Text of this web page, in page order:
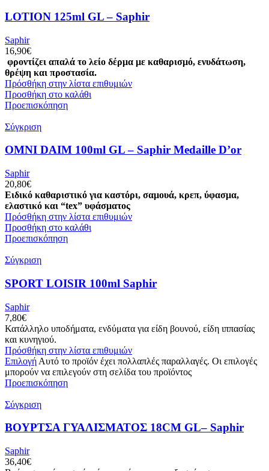
LOTION 125ml GL – Saphir
Saphir
16,90€
φροντίζει απαλά το λείο δέρμα με καθαρισμό, ενυδάτωση,
θρέψη και προστασία.
Πρόσθήκη στην λίστα επιθυμιών
Προσθήκη στο καλάθι
Προεπισκόπηση
Σύγκριση
OMNI DAIM 100ml GL – Saphir Medaille D’or
Saphir
20,80€
Ειδικό καθαριστικό για καστόρι, σαμουά, κρεπ, ύφασμα,
ελαστικό και “tex” υφάσματος
Πρόσθήκη στην λίστα επιθυμιών
Προσθήκη στο καλάθι
Προεπισκόπηση
Σύγκριση
SPORT LOISIR 100ml Saphir
Saphir
7,80€
Κατάλληλο υποδήματα, ενδύματα για είδη βουνού, είδη ιππασίας
και κυνηγιού.
Πρόσθήκη στην λίστα επιθυμιών
Επιλογή Αυτό το προϊόν έχει πολλαπλές παραλλαγές. Οι επιλογές
μπορούν να επιλεγούν στη σελίδα του προϊόντος
Προεπισκόπηση
Σύγκριση
ΒΟΥΡΤΣΑ ΓΥΑΛΙΣΜΑΤΟΣ 18CM GL– Saphir
Saphir
36,40€